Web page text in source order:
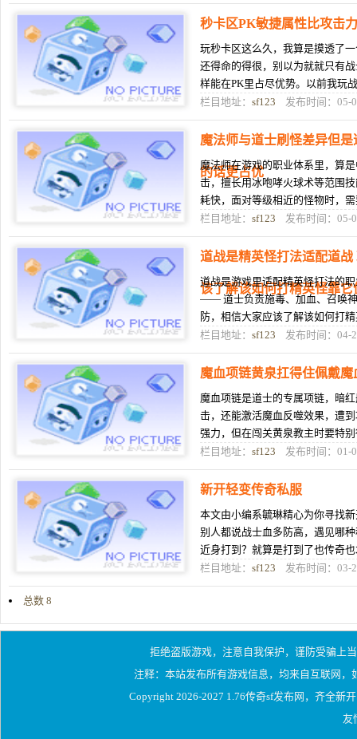
秒卡区PK敏捷属性比攻击
玩秒卡区这么久，我算是摸透了
还得命的得很，别以为就就只有
样能在PK里占尽优势。以前我玩
候，老是被对面道士放风筝，压
栏目地址： sf123 发布时间：05-
魔法师与道士刷怪差异但
的话更占优
魔法师在游戏的职业体系里，算
击，擅长用冰咆哮火球术等范围
耗快，面对等级相近的怪物时，
不同，它靠施毒术持续消耗、召唤
栏目地址： sf123 发布时间：05-
道战是精英怪打法适配道
该了解该如何打精英怪靠它
道战是游戏里适配精英怪打法的
—— 道士负责施毒、加血、召唤
防，相信大家应该了解该如何打
“虹魔蝎卫” 等精英怪，
栏目地址： sf123 发布时间：04-
魔血项链黄泉扛得住佩戴
魔血项链是道士的专属项链，暗
击，还能激活魔血反噬效果，遭
强力，但在闯关黄泉教主时要特
主，他的特殊技能能克制魔血项链
栏目地址： sf123 发布时间：01-
新开轻变传奇私服
本文由小编系毓琳精心为你寻找
别人都说战士血多防高，遇见哪
近身打到？就算是打到了也传奇
传奇的朋友来说算是比较老的玩家
栏目地址： sf123 发布时间：03-
总数 8
1
拒绝盗版游戏，注意自我保护，谨防受骗上
注释：本站发布所有游戏信息，均来自互联网
Copyright 2026-2027 1.76传奇sf发布网 ，齐全新
友